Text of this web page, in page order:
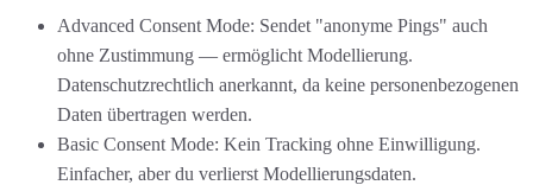
Advanced Consent Mode: Sendet "anonyme Pings" auch
ohne Zustimmung — ermöglicht Modellierung.
Datenschutzrechtlich anerkannt, da keine personenbezogenen
Daten übertragen werden.
Basic Consent Mode: Kein Tracking ohne Einwilligung.
Einfacher, aber du verlierst Modellierungsdaten.